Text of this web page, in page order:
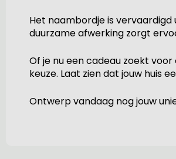
Het naambordje is
duurzame afwerking zorgt
Of je nu een cadeau zoekt
keuze. Laat zien dat jouw huis
Ontwerp vandaag nog jouw